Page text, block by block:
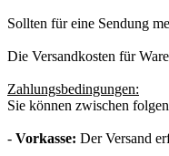
Sollten für eine Sendung
Die Versandkosten für
Zahlungsbedingungen:
Sie können zwischen
- Vorkasse: Der Versand